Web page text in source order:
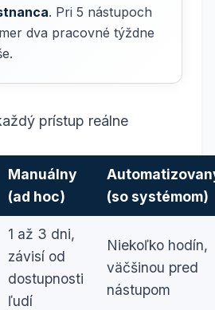
. Pri 5 nástupoch
dva pracovné týždne
prístup reálne
Manuálny
(ad hoc)
(so systémom)
1 až 3 dni,
závisí od
dostupnosti
ľudí
Niekoľko hodín,
väčšinou pred
nástupom